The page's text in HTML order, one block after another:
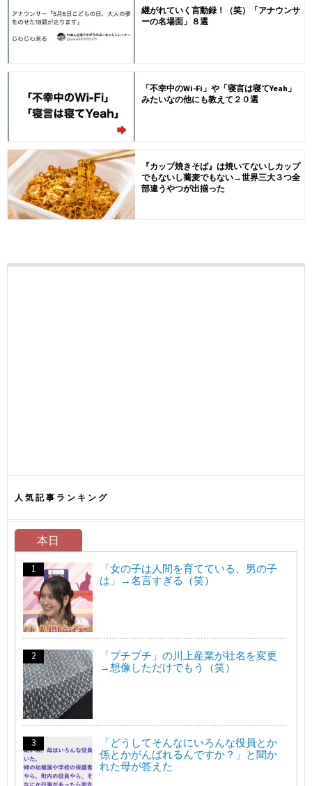
継がれていく言動録！（笑）「アナウンサ
ーの名場面」８選
「不幸中のWi-Fi」や「寝言は寝てYeah」
みたいなの他にも教えて２０選
『カップ焼きそば』は焼いてないしカップ
でもないし蕎麦でもない→世界三大３つ全
部違うやつが出揃った
人気記事ランキング
本日
「女の子は人間を育てている、男の子
は」→名言すぎる（笑）
「プチプチ」の川上産業が社名を変更
→想像しただけでもう（笑）
「どうしてそんなにいろんな役員とか
係とかがんばれるんですか？」と聞か
れた母が答えた